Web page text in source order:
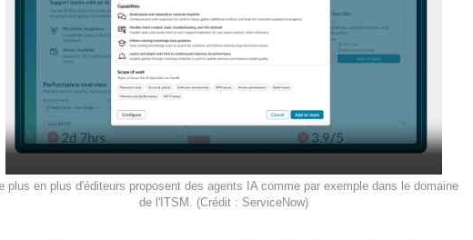
plus en plus d'éditeurs proposent des agents IA comme par exemple dans le domaine
de l'ITSM. (Crédit : ServiceNow)